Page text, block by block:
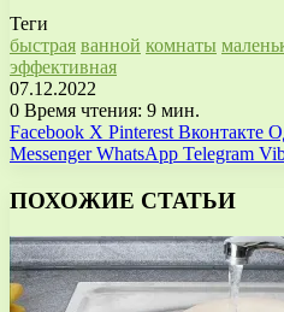
Теги
быстрая ванной комнаты
эффективная
07.12.2022
0 Время чтения: 9 мин.
Facebook X Pinterest Вконтакте
Messenger WhatsApp Telegram
ПОХОЖИЕ СТАТЬИ